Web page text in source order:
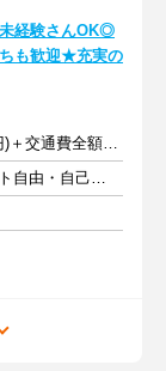
未経験さんOK◎
も歓迎★充実の
時給1200円(22時以降は1500円)＋交通費全額支給
週2日以上 1日6時間以上 シフト自由・自己申告